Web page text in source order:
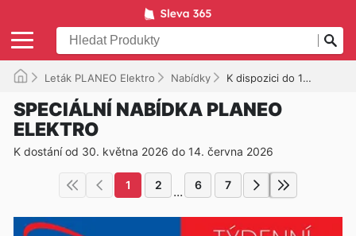
Leták PLANEO Elektro Nabídky K dispozici do 14. 06. 2026
SPECIÁLNÍ NABÍDKA PLANEO
ELEKTRO
K dostání od 30. května 2026 do 14. června 2026
1 2 ... 6 7